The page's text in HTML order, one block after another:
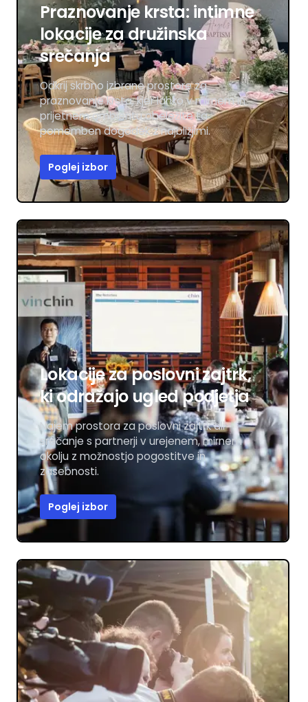
Praznovanje krsta: intimne
lokacije za družinska
srečanja
Odkrij skrbno izbrane prostore za
praznovanje krsta, kjer lahko v mirnem in
prijetnem ambientu obeležite ta
pomemben dogodek z najbližjimi.
Poglej izbor
Lokacije za poslovni zajtrk,
ki odražajo ugled podjetja
Najem prostora za poslovni zajtrk ali
srečanje s partnerji v urejenem, mirnem
okolju z možnostjo pogostitve in
zasebnosti.
Poglej izbor